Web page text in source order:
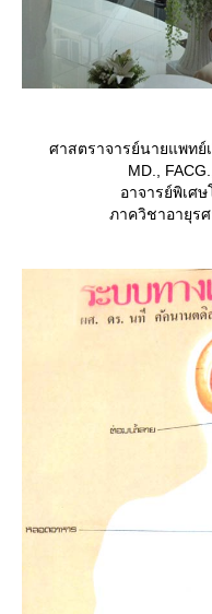
ศาสตราจารย์นายแพท
MD.,
อาจารย์พิเศ
ภาควิชาอายุร